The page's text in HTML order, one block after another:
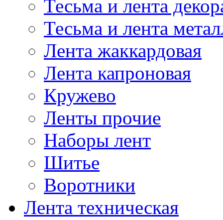
Тесьма и лента
Тесьма и лента
Лента жаккардовая
Лента капроновая
Кружево
Ленты прочие
Наборы лент
Шитье
Воротники
Лента техническая